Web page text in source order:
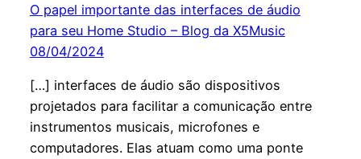
O papel importante das interfaces de áudio
para seu Home Studio – Blog da X5Music
08/04/2024
[…] interfaces de áudio são dispositivos
projetados para facilitar a comunicação entre
instrumentos musicais, microfones e
computadores. Elas atuam como uma ponte